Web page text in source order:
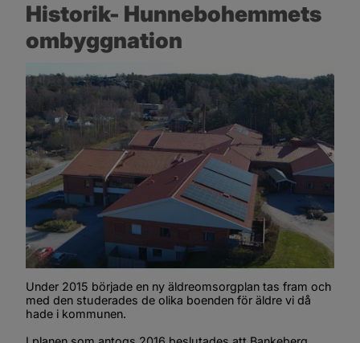
Historik- Hunnebohemmets
ombyggnation
Under 2015 började en ny äldreomsorgplan tas fram och
med den studerades de olika boenden för äldre vi då
hade i kommunen.